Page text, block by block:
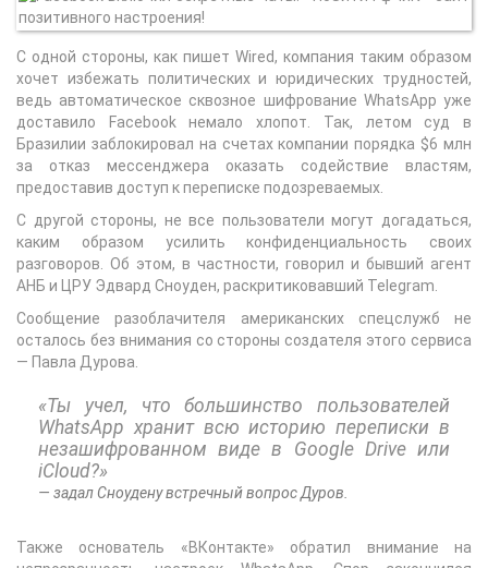
С одной стороны, как пишет Wired, компания таким образом
хочет избежать политических и юридических трудностей,
ведь автоматическое сквозное шифрование WhatsApp уже
доставило Facebook немало хлопот. Так, летом суд в
Бразилии заблокировал на счетах компании порядка $6 млн
за отказ мессенджера оказать содействие властям,
предоставив доступ к переписке подозреваемых.
С другой стороны, не все пользователи могут догадаться,
каким образом усилить конфиденциальность своих
разговоров. Об этом, в частности, говорил и бывший агент
АНБ и ЦРУ Эдвард Сноуден, раскритиковавший Telegram.
Сообщение разоблачителя американских спецслужб не
осталось без внимания со стороны создателя этого сервиса
— Павла Дурова.
«Ты учел, что большинство пользователей
WhatsApp хранит всю историю переписки в
незашифрованном виде в Google Drive или
iCloud?»
задал Сноудену встречный вопрос Дуров.
Также основатель «ВКонтакте» обратил внимание на